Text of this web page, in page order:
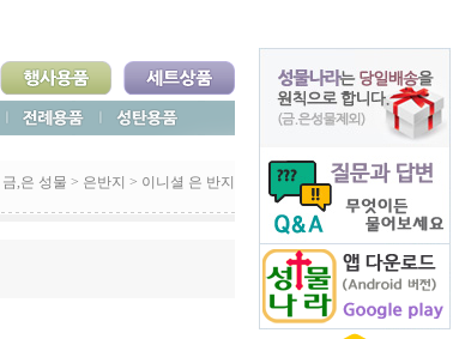
금,은 성물 > 은반지 > 이니셜 은 반지